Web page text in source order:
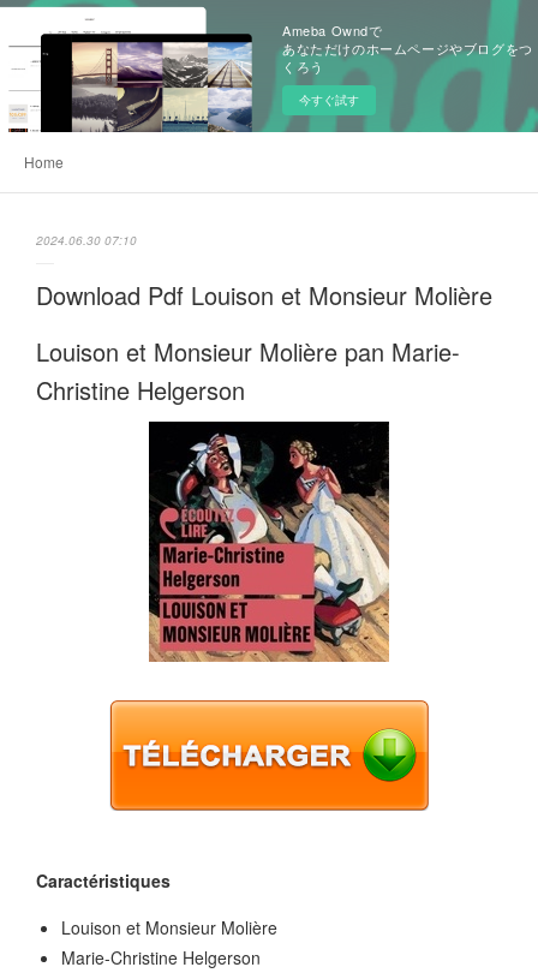
Ameba Owndで
あなただけのホームページやブログをつ
くろう
今すぐ試す
Home
2024.06.30 07:10
Download Pdf Louison et Monsieur Molière
Louison et Monsieur Molière pan Marie-
Christine Helgerson
Caractéristiques
Louison et Monsieur Molière
Marie-Christine Helgerson